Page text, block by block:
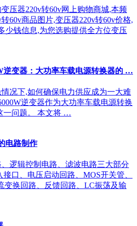
压器220v转60v网上购物商城,本频
60v商品图片,变压器220v转60v价格,
少钱信息,为您选购提供全方位变压
逆变器：大功率车载电源转换器的 …
况下,如何确保电力供应成为一大难
逆变器作为大功率车载电源转换
一问题。 本文将 …
电路制作
逻辑控制电路、滤波电路三大部分
口、电压启动回路、MOS开关管、
变换回路、反馈回路、LC振荡及输